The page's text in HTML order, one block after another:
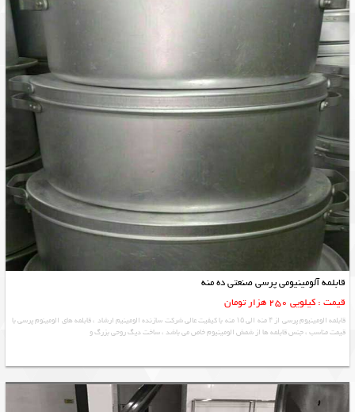
قابلمه آلومینیومی پرسی صنعتی ده منه
قیمت : کیلویی 250 هزار تومان
قابلمه الومینیوم پرسی از ۴ منه الی ۱۵ منه با کیفیت عالی شرکت سازنده الومینیم ارشاد ، قابلمه های الومینوم پرسی با
قیمت مناسب ، جنس قابلمه ها از شمش الومینیوم خاص می باشد ، ساخت دیگ روحی بزرگ و